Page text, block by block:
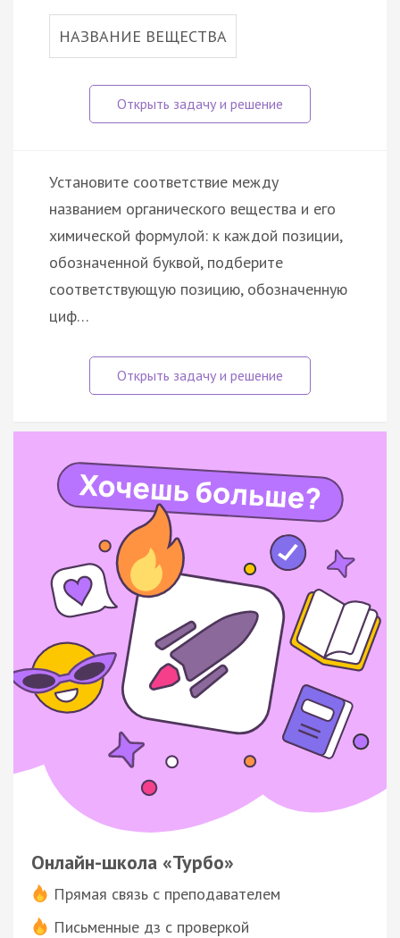
НАЗВАНИЕ ВЕЩЕСТВА
Установите соответствие между
названием органического вещества и его
химической формулой: к каждой позиции,
обозначенной буквой, подберите
соответствующую позицию, обозначенную
циф…
Онлайн-школа «Турбо»
Прямая связь с преподавателем
Письменные дз с проверкой